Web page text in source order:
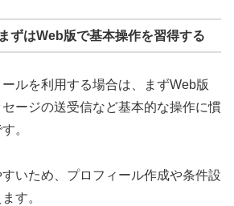
ずはWeb版で基本操作を習得する
ルを利用する場合は、まずWeb版
ージの送受信など基本的な操作に慣
。
いため、プロフィール作成や条件設
す。